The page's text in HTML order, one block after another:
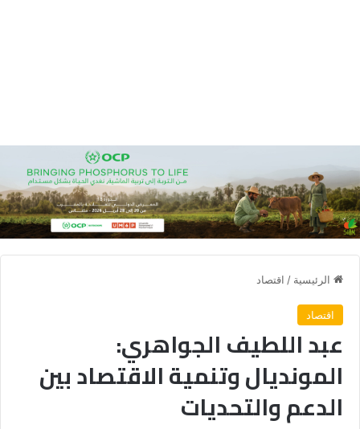
الرئيسية / اقتصاد
اقتصاد
عبد اللطيف الجواهري:
المونديال وتنمية الاقتصاد بين
الدعم والتحديات